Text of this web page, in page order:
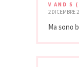
V AND S
2 DICEMBRE
Ma sono